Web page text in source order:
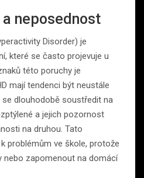
neposednost
Disorder) je
které se často projevuje u
této poruchy je
mají tendenci být neustále
dlouhodobě soustředit na
a jejich pozornost
na druhou. Tato
problémům ve škole, protože
nebo zapomenout na domácí